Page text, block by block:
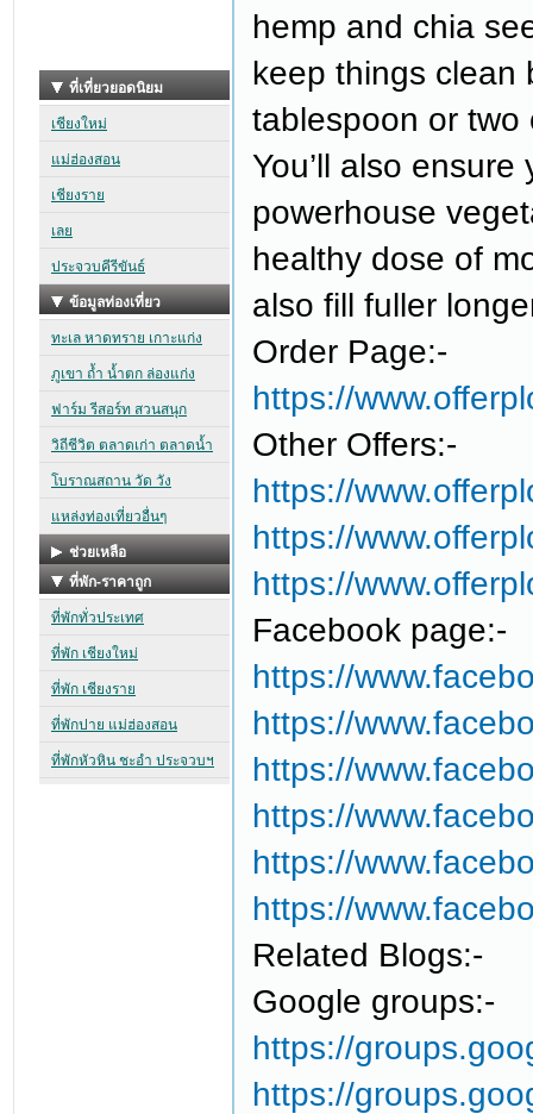
hemp and chia
keep things clean
tablespoon or two
You’ll also
powerhouse
healthy dose of
also fill fuller
Order Page:-
https://
Other Offers:-
https://
https://
https://
Facebook page:-
https://
https://
https://
https://
https://
https://
Related Blogs:-
Google groups:-
https://
https://